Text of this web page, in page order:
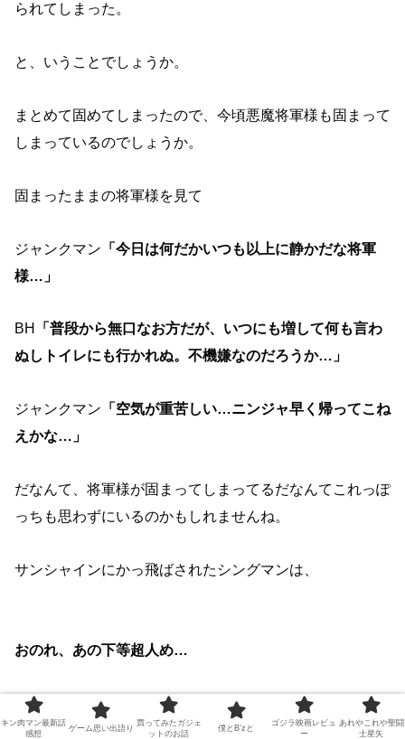
られてしまった。
と、いうことでしょうか。
まとめて固めてしまったので、今頃悪魔将軍様も固まって
しまっているのでしょうか。
固まったままの将軍様を見て
ジャンクマン 「今日は何だかいつも以上に静かだな将軍
様…」
BH
「普段から無口なお方だが、いつにも増して何も言わ
ぬしトイレにも行かれぬ。不機嫌なのだろうか…」
ジャンクマン 「空気が重苦しい…ニンジャ早く帰ってこね
えかな…」
だなんて、将軍様が固まってしまってるだなんてこれっぽ
っちも思わずにいるのかもしれませんね。
サンシャインにかっ飛ばされたシングマンは、
おのれ、あの下等超人め…
とブツブツ言って彷徨っているところを固められてしまっ
てるのかもしれません。
キン肉マン最新話
感想
ゲーム思い出語り
買ってみたガジェ
ットのお話
僕とB’zと
ゴジラ映画レビュ
ー
あれやこれや聖闘
士星矢